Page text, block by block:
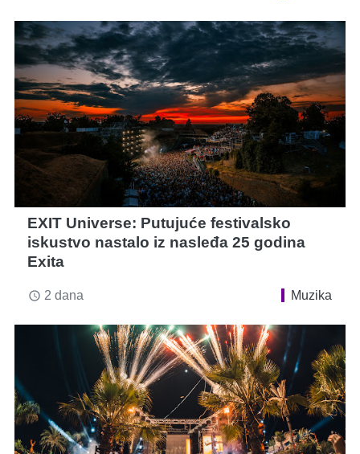
EXIT Universe: Putujuće festivalsko
iskustvo nastalo iz nasleđa 25 godina
Exita
access_time 2 dana Muzika